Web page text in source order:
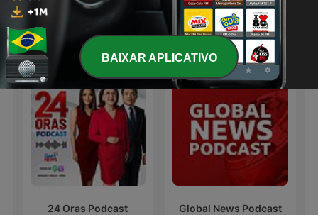
Podcasts internacionais de Notícias
24 Oras Podcast Global News Podcast
BAIXAR APLICATIVO